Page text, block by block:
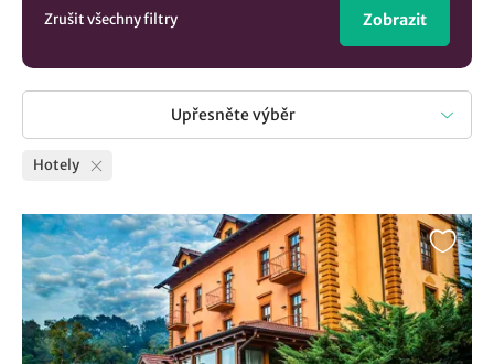
Zrušit všechny filtry Zobrazit
Upřesněte výběr
Hotely